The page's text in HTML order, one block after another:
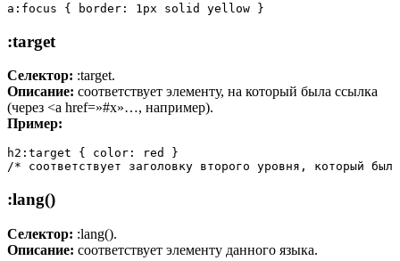
a:focus { border: 1px solid yellow }
:target
Селектор: :target.
Описание: соответствует элементу, на который была ссылка
(через <a href=»#x»…, например).
Пример:
h2:target { color: red }
/* соответствует заголовку второго уровня, который
:lang()
Селектор: :lang().
Описание: соответствует элементу данного языка.